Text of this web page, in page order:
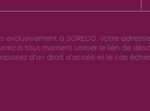
à SORECO. Votre
à tout moment utiliser le lien de
d’un droit d’accès et le cas